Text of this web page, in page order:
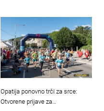
Opatija ponovno trči za srce:
Otvorene prijave za…